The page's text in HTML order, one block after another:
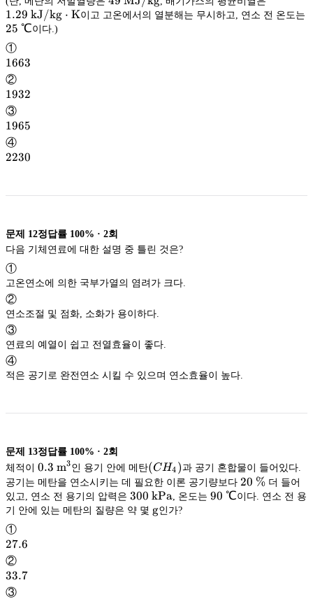
\mathrm
kJ/kg
1.29 kJ/kg ⋅ K이고 고온에서의 열분해는 무시하고, 연소 전 온도는
25\
℃
25 ℃
①
1663
1663
②
1932
1932
③
1965
1965
④
2230
2230
문제 12정답률 100% · 2회
①
고온연소에 의한 국부가열의 염려가 크다.
②
연소조절 및 점화, 소화가 용이하다.
③
연료의 예열이 쉽고 전열효율이 좋다.
④
적은 공기로 완전연소 시킬 수 있으며 연소효율이 높다.
문제 13정답률 100% · 2회
체적이 0.3\
\mathrm{m^3}
m3
0.3 m3인 용기 안에 메탄(CH_4)
(CH4 )과 공기 혼합물이 들어있다.
공기는 메탄을 연소시키는 데 필요한 이론 공기량보다 20\
\%
20 % 더 들어
있고, 연소 전 용기의 압력은 300\
\mathrm{kPa}
kPa
300 kPa , 온도는 90\
90 ℃이다. 연소 전 용
기 안에 있는 메탄의 질량은 약 몇 \mathrm
g
①
27.6
27.6
②
33.7
33.7
③